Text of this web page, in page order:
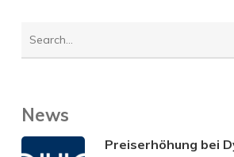
News
Preiserhöhung bei